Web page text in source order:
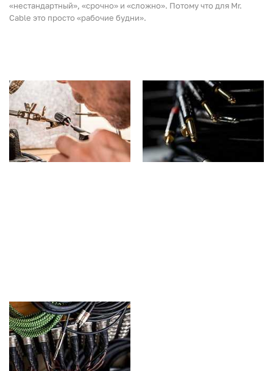
«нестандартный», «срочно» и «сложно». Потому что для Mr.
Cable это просто «рабочие будни».